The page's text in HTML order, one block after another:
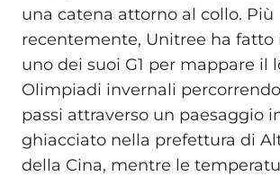
una catena attorno al collo. Più
recentemente, Unitree ha fatto
uno dei suoi G1 per mappare il
Olimpiadi invernali
passi attraverso un paesaggio
ghiacciato nella prefettura di
della Cina, mentre le